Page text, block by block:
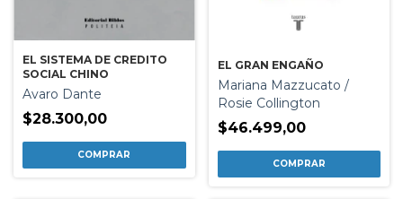
EL SISTEMA DE CREDITO
SOCIAL CHINO
Avaro Dante
$28.300,00
EL GRAN ENGAÑO
Mariana Mazzucato /
Rosie Collington
$46.499,00